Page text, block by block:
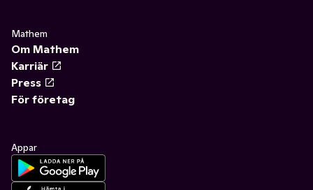
Mathem
Om Mathem
Karriär
Press
För företag
Appar